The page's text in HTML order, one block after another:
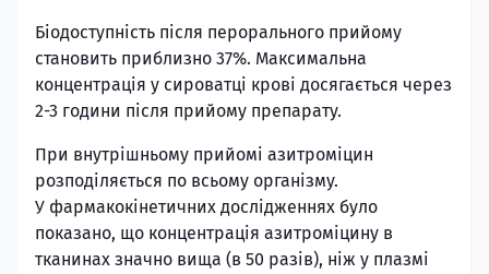
Біодоступність після перорального прийому
становить приблизно 37%. Максимальна
концентрація у сироватці крові досягається через
2-3 години після прийому препарату.
При внутрішньому прийомі азитроміцин
розподіляється по всьому організму.
У фармакокінетичних дослідженнях було
показано, що концентрація азитроміцину в
тканинах значно вища (в 50 разів), ніж у плазмі